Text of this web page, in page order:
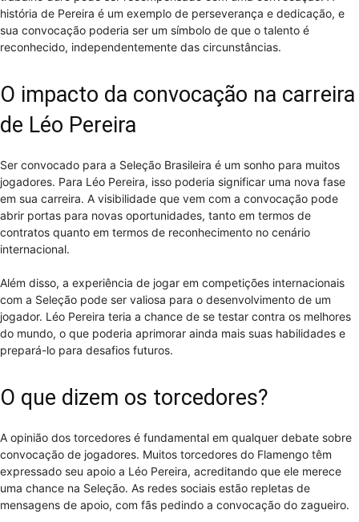
história de Pereira é um exemplo de perseverança e dedicação, e
sua convocação poderia ser um símbolo de que o talento é
reconhecido, independentemente das circunstâncias.
O impacto da convocação na carreira
de Léo Pereira
Ser convocado para a Seleção Brasileira é um sonho para muitos
jogadores. Para Léo Pereira, isso poderia significar uma nova fase
em sua carreira. A visibilidade que vem com a convocação pode
abrir portas para novas oportunidades, tanto em termos de
contratos quanto em termos de reconhecimento no cenário
internacional.
Além disso, a experiência de jogar em competições internacionais
com a Seleção pode ser valiosa para o desenvolvimento de um
jogador. Léo Pereira teria a chance de se testar contra os melhores
do mundo, o que poderia aprimorar ainda mais suas habilidades e
prepará-lo para desafios futuros.
O que dizem os torcedores?
A opinião dos torcedores é fundamental em qualquer debate sobre
convocação de jogadores. Muitos torcedores do Flamengo têm
expressado seu apoio a Léo Pereira, acreditando que ele merece
uma chance na Seleção. As redes sociais estão repletas de
mensagens de apoio, com fãs pedindo a convocação do zagueiro.